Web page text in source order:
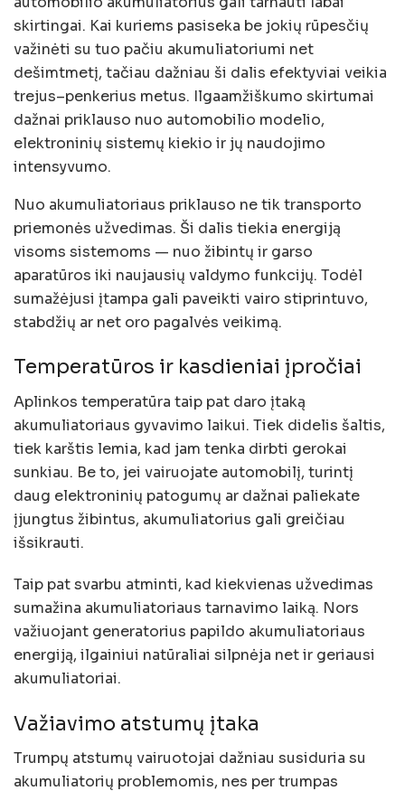
skirtingai. Kai kuriems pasiseka be jokių rūpesčių
važinėti su tuo pačiu akumuliatoriumi net
dešimtmetį, tačiau dažniau ši dalis efektyviai veikia
trejus–penkerius metus. Ilgaamžiškumo skirtumai
dažnai priklauso nuo automobilio modelio,
elektroninių sistemų kiekio ir jų naudojimo
intensyvumo.
Nuo akumuliatoriaus priklauso ne tik transporto
priemonės užvedimas. Ši dalis tiekia energiją
visoms sistemoms — nuo žibintų ir garso
aparatūros iki naujausių valdymo funkcijų. Todėl
sumažėjusi įtampa gali paveikti vairo stiprintuvo,
stabdžių ar net oro pagalvės veikimą.
Temperatūros ir kasdieniai įpročiai
Aplinkos temperatūra taip pat daro įtaką
akumuliatoriaus gyvavimo laikui. Tiek didelis šaltis,
tiek karštis lemia, kad jam tenka dirbti gerokai
sunkiau. Be to, jei vairuojate automobilį, turintį
daug elektroninių patogumų ar dažnai paliekate
įjungtus žibintus, akumuliatorius gali greičiau
išsikrauti.
Taip pat svarbu atminti, kad kiekvienas užvedimas
sumažina akumuliatoriaus tarnavimo laiką. Nors
važiuojant generatorius papildo akumuliatoriaus
energiją, ilgainiui natūraliai silpnėja net ir geriausi
akumuliatoriai.
Važiavimo atstumų įtaka
Trumpų atstumų vairuotojai dažniau susiduria su
akumuliatorių problemomis, nes per trumpas